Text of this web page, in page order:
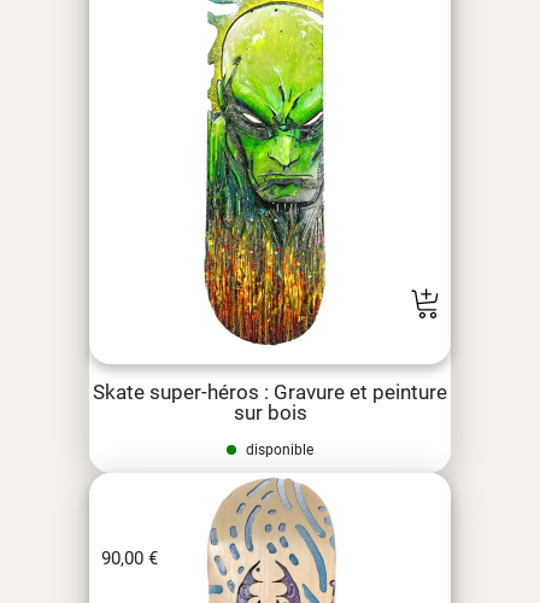
Skate super-héros : Gravure et peinture
sur bois
disponible
90,00 €